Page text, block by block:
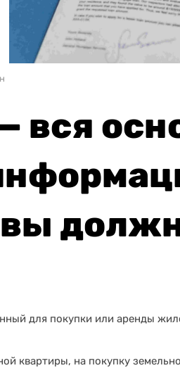
вся
для покупки или аренды
квартиры, на покупку